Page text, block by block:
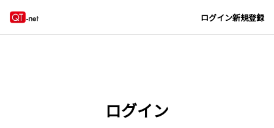
ログイン新規登録
ログイン